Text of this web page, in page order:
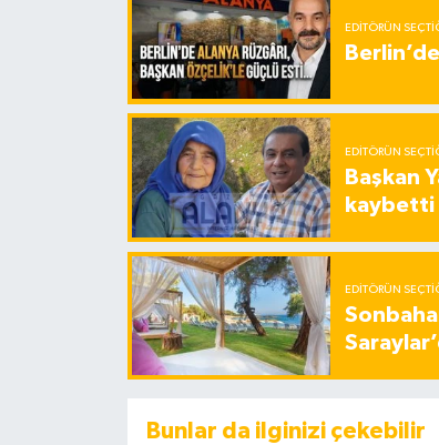
EDITÖRÜN
EDITÖRÜN
Başkan
kaybetti
EDITÖRÜN
Bunlar da ilginizi çekebilir